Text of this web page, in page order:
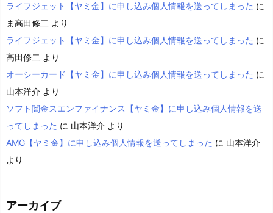
ライフジェット【ヤミ金】に申し込み個人情報を送ってしまった に
ま高田修二 より
ライフジェット【ヤミ金】に申し込み個人情報を送ってしまった に
高田修二 より
オーシーカード【ヤミ金】に申し込み個人情報を送ってしまった に
山本洋介 より
ソフト闇金スエンファイナンス【ヤミ金】に申し込み個人情報を送
ってしまった に 山本洋介 より
AMG【ヤミ金】に申し込み個人情報を送ってしまった に 山本洋介
より
アーカイブ